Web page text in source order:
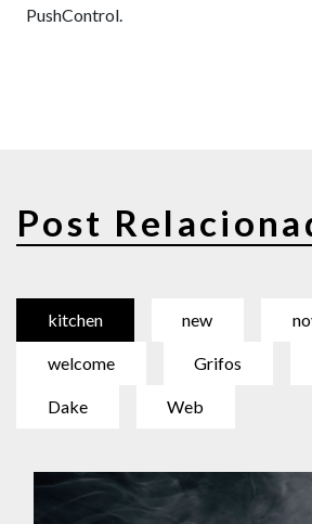
PushControl.
Post
kitchen new
welcome Grifos
Dake Web